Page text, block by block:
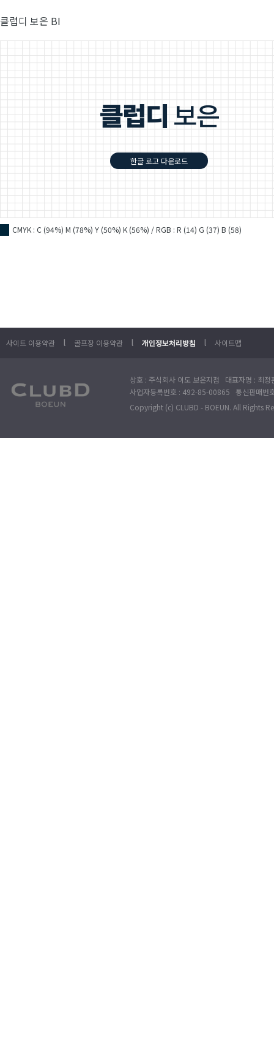
클럽디 보은 BI
한글 로고 다운로드
CMYK : C (94%) M (78%) Y (50%) K (56%) / RGB : R (14) G (37) B (58)
사이트 이용약관 l 골프장 이용약관 l 개인정보처리방침 l 사이트맵
상호 : 주식회사 이도 보은지점 대표자명 : 최
사업자등록번호 : 492-85-00865 통신판매
Copyright (c) CLUBD - BOEUN. All Rights